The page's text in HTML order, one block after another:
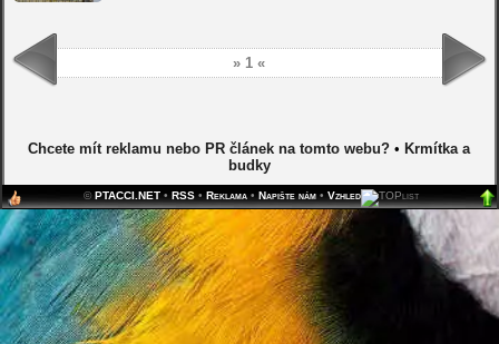
» 1 «
Chcete mít reklamu nebo PR článek na tomto webu? • Krmítka a
budky
©PTACCI.NET• RSS• Reklama• Napište nám• Vzhled